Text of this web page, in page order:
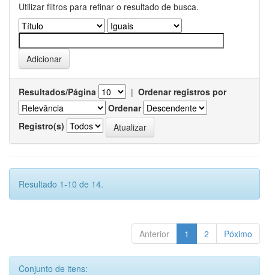
Utilizar filtros para refinar o resultado de busca.
Resultados/Página | Ordenar registros por
Ordenar
Registro(s)
Resultado 1-10 de 14.
Anterior 1 2 Póximo
Conjunto de itens: